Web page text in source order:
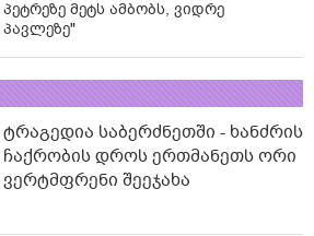
პეტრეზე მეტს ამბობს, ვიდრე
პავლეზე"
ტრაგედია საბერძნეთში - ხანძრის
ჩაქრობის დროს ერთმანეთს ორი
ვერტმფრენი შეეჯახა